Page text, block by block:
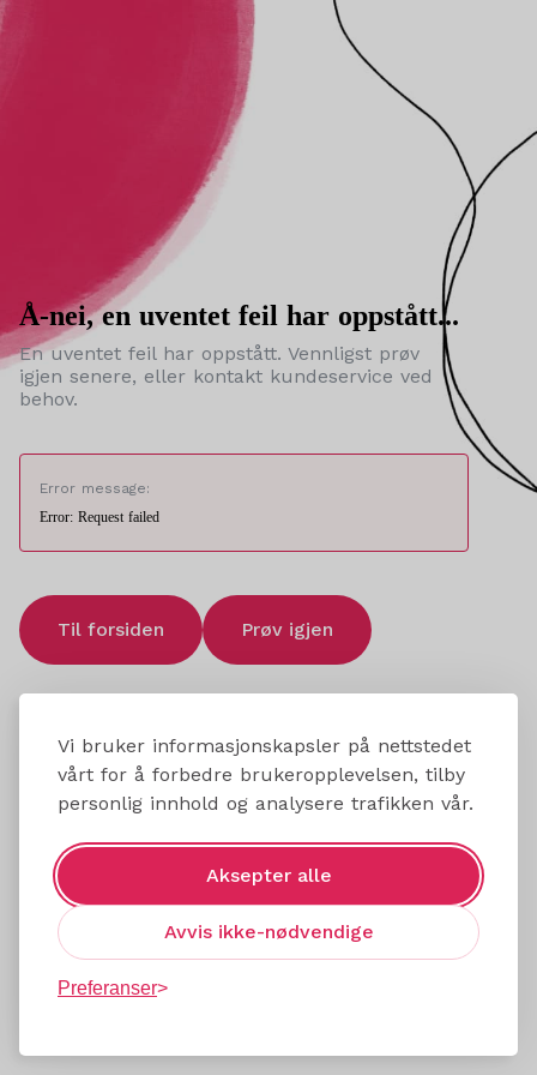
Vi bruker informasjonskapsler på nettstedet
vårt for å forbedre brukeropplevelsen, tilby
personlig innhold og analysere trafikken vår.
Aksepter alle
Avvis ikke-nødvendige
Preferanser
Å-nei, en uventet feil har oppstått...
En uventet feil har oppstått. Vennligst prøv
igjen senere, eller kontakt kundeservice ved
behov.
Error message:
Error: Request failed
Til forsiden Prøv igjen